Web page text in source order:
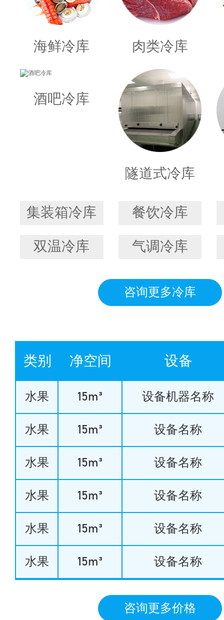
海鲜冷库 肉类冷库
酒吧冷库
隧道式冷库
集装箱冷库 餐饮冷库
双温冷库 气调冷库
咨询更多冷库
类别 净空间 设备
水果 15m³ 设备机器名称
水果 15m³ 设备名称
水果 15m³ 设备名称
水果 15m³ 设备名称
水果 15m³ 设备名称
水果 15m³ 设备名称
咨询更多价格